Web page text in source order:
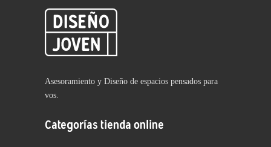
Asesoramiento y Diseño de espacios pensados para
vos.
Categorías tienda online